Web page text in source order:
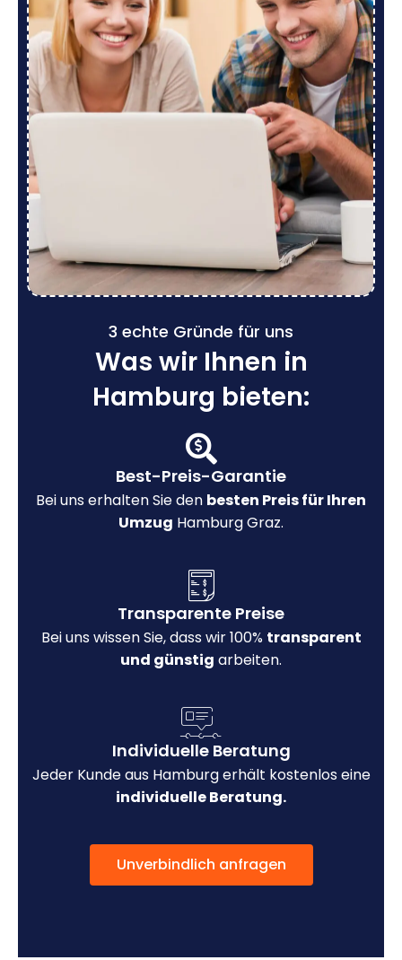
3 echte Gründe für uns
Was wir Ihnen in
Hamburg bieten:
Best-Preis-Garantie
Bei uns erhalten Sie den besten Preis für Ihren
Umzug Hamburg Graz.
Transparente Preise
Bei uns wissen Sie, dass wir 100% transparent
und günstig arbeiten.
Individuelle Beratung
Jeder Kunde aus Hamburg erhält kostenlos eine
individuelle Beratung.
Unverbindlich anfragen